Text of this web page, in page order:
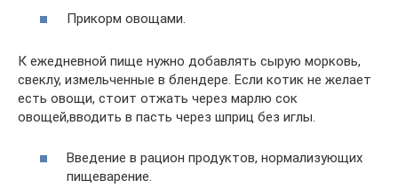
Прикорм овощами.
К ежедневной пище нужно добавлять сырую морковь,
свеклу, измельченные в блендере. Если котик не желает
есть овощи, стоит отжать через марлю сок
овощей,вводить в пасть через шприц без иглы.
Введение в рацион продуктов, нормализующих
пищеварение.